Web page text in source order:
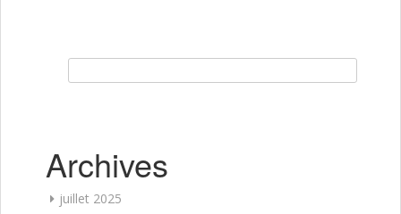
Archives
juillet 2025